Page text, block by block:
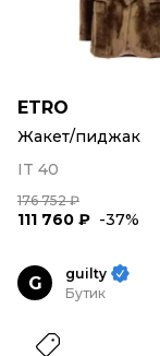
ETRO
Жакет/пиджак
IT 40
176 752 ₽
111 760 ₽ -37%
G
guilty
Бутик